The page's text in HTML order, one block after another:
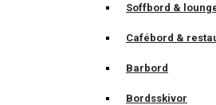
Soffbord &
Cafébord &
Barbord
Bordsskivor